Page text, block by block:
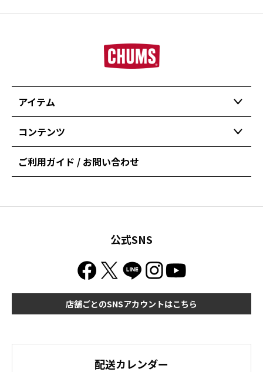
アイテム
コンテンツ
ご利用ガイド / お問い合わせ
公式SNS
店舗ごとのSNSアカウントはこちら
配送カレンダー